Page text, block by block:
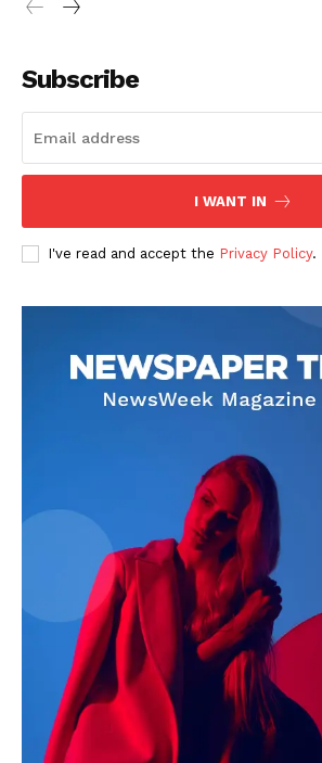
Subscribe
I WANT IN
I've read and accept the Privacy Policy.